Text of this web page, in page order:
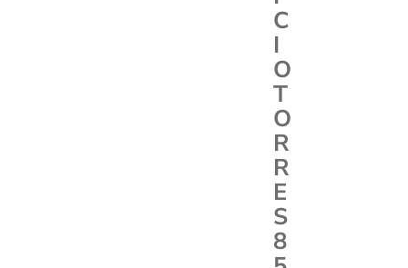
C
I
O
T
O
R
R
E
S
8